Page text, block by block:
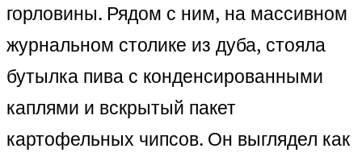
горловины. Рядом с ним, на массивном
журнальном столике из дуба, стояла
бутылка пива с конденсированными
каплями и вскрытый пакет
картофельных чипсов. Он выглядел как